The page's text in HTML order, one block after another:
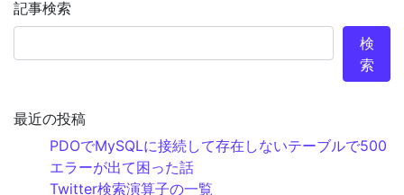
記事検索
検
索
最近の投稿
PDOでMySQLに接続して存在しないテーブルで500
エラーが出て困った話
Twitter検索演算子の一覧